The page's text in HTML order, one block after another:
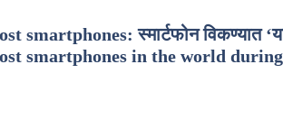
smartphones: स्मार्टफोन विकण्यात
smartphones in the world